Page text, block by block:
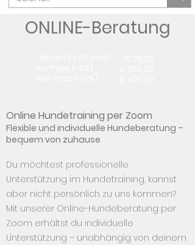
ONLINE-Beratung
Online Hundetraining per Zoom
Flexible und individuelle Hundeberatung –
bequem von zuhause
Du möchtest professionelle
Unterstützung im Hundetraining, kannst
aber nicht persönlich zu uns kommen?
Mit unserer Online-Hundeberatung per
Zoom erhältst du individuelle
Unterstützung – unabhängig von deinem